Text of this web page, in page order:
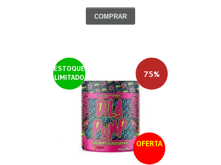
COMPRAR
ESTOQUE
LIMITADO
OFERTA
75%